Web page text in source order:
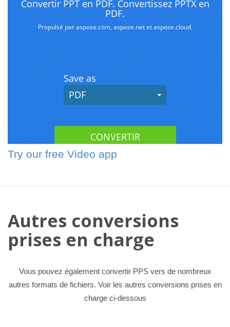
Try our free Video app
Autres conversions
prises en charge
Vous pouvez également convertir PPS vers de nombreux
autres formats de fichiers. Voir les autres conversions prises en
charge ci-dessous